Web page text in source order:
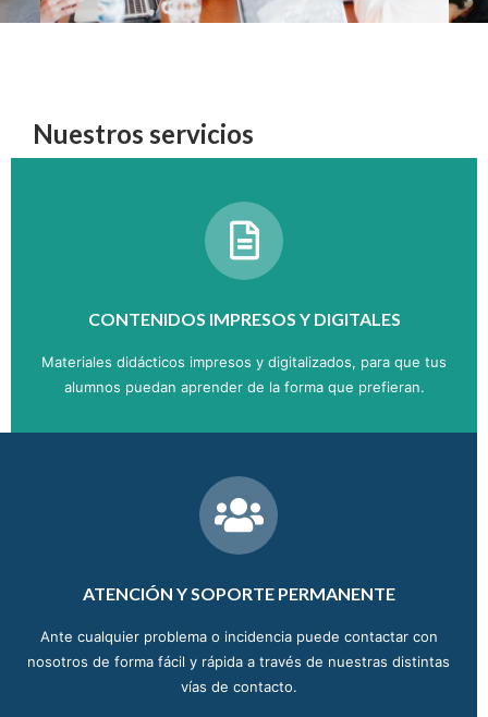
Nuestros servicios
CONTENIDOS IMPRESOS Y DIGITALES
Materiales didácticos impresos y digitalizados, para que tus
alumnos puedan aprender de la forma que prefieran.
ATENCIÓN Y SOPORTE PERMANENTE
Ante cualquier problema o incidencia puede contactar con
nosotros de forma fácil y rápida a través de nuestras distintas
vías de contacto.